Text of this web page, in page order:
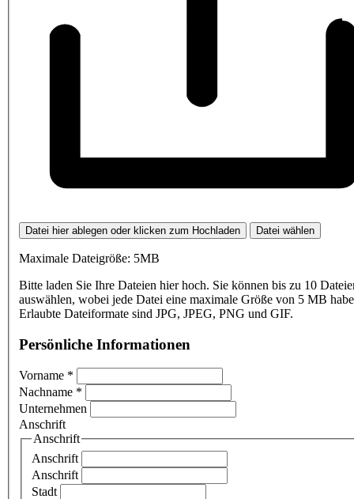
Datei hier ablegen oder klicken zum Hochladen Datei wählen
Maximale Dateigröße: 5MB
Bitte laden Sie Ihre Dateien hier hoch. Sie können bis zu 10
auswählen, wobei jede Datei eine maximale Größe von 5 MB
Erlaubte Dateiformate sind JPG, JPEG, PNG und GIF.
Persönliche Informationen
Vorname *
Nachname *
Unternehmen
Anschrift
Anschrift
Anschrift
Anschrift
Stadt